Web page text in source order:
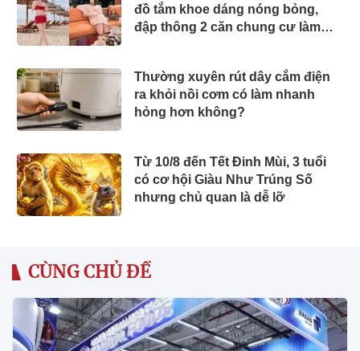
đồ tắm khoe dáng nóng bỏng,
đập thông 2 căn chung cư làm
Thường xuyên rút dây cắm điện
ra khỏi nồi cơm có làm nhanh
hỏng hơn không?
Từ 10/8 đến Tết Đinh Mùi, 3 tuổi
có cơ hội Giàu Như Trúng Số
nhưng chủ quan là dễ lỡ
CÙNG CHỦ ĐỀ